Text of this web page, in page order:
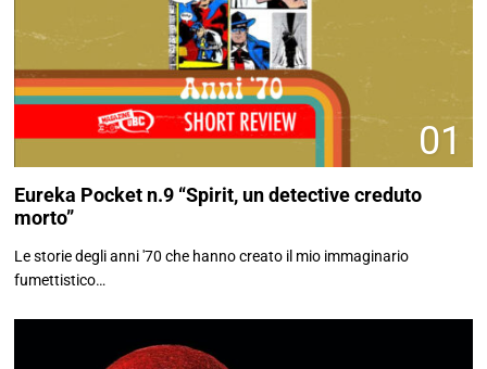
Le strisce di Zagor
II Serie, n.21-30
L'avventura editoriale della Collana Lampo…